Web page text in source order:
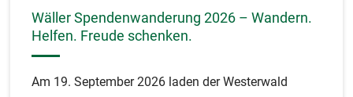
Wäller Spendenwanderung 2026 – Wandern.
Helfen. Freude schenken.
Am 19. September 2026 laden der Westerwald